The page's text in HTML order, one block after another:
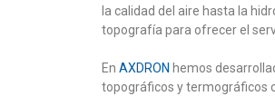
la calidad del aire hasta la
topografía para ofrecer el
En AXDRON hemos
topográficos y termográficos